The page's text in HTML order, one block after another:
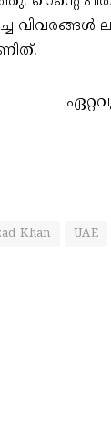
വിവരങ്ങൾ
Khan UAE